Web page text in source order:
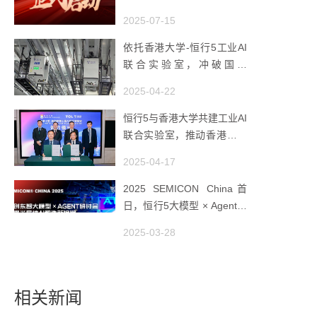
2025-07-15
依托香港大学-恒行5工业AI
联合实验室，冲破国产
2025-04-22
恒行5与香港大学共建工业AI
联合实验室，推动香港成为
2025-04-17
2025 SEMICON China首
日，恒行5大模型 × Agent研
潮
2025-03-28
相关新闻